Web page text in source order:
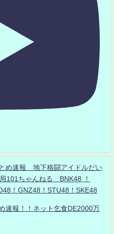
め速報 地下格闘アイドルだい
101ちゃんねる BNK48 ！
！GNZ48！STU48！SKE48
速報！！ネット乞食DE2000万